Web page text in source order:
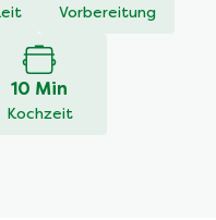
Vorbereitung
10 Min
Kochzeit